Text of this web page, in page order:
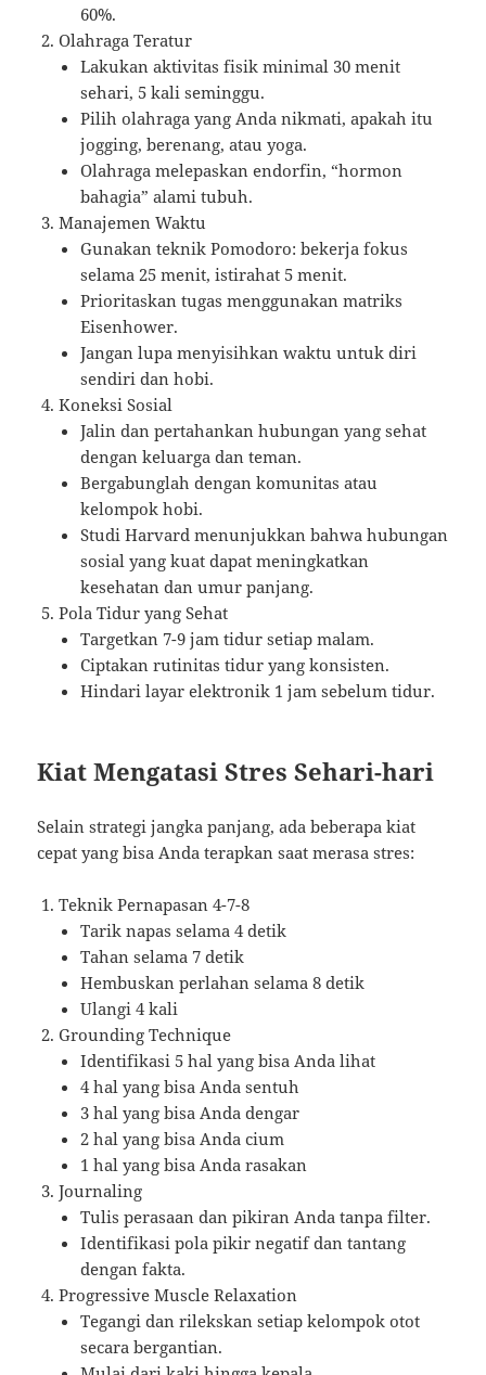
60%.
Olahraga Teratur
Lakukan aktivitas fisik minimal 30 menit
sehari, 5 kali seminggu.
Pilih olahraga yang Anda nikmati, apakah itu
jogging, berenang, atau yoga.
Olahraga melepaskan endorfin, “hormon
bahagia” alami tubuh.
Manajemen Waktu
Gunakan teknik Pomodoro: bekerja fokus
selama 25 menit, istirahat 5 menit.
Prioritaskan tugas menggunakan matriks
Eisenhower.
Jangan lupa menyisihkan waktu untuk diri
sendiri dan hobi.
Koneksi Sosial
Jalin dan pertahankan hubungan yang sehat
dengan keluarga dan teman.
Bergabunglah dengan komunitas atau
kelompok hobi.
Studi Harvard menunjukkan bahwa hubungan
sosial yang kuat dapat meningkatkan
kesehatan dan umur panjang.
Pola Tidur yang Sehat
Targetkan 7-9 jam tidur setiap malam.
Ciptakan rutinitas tidur yang konsisten.
Hindari layar elektronik 1 jam sebelum tidur.
Kiat Mengatasi Stres Sehari-hari
Selain strategi jangka panjang, ada beberapa kiat
cepat yang bisa Anda terapkan saat merasa stres:
Teknik Pernapasan 4-7-8
Tarik napas selama 4 detik
Tahan selama 7 detik
Hembuskan perlahan selama 8 detik
Ulangi 4 kali
Grounding Technique
Identifikasi 5 hal yang bisa Anda lihat
4 hal yang bisa Anda sentuh
3 hal yang bisa Anda dengar
2 hal yang bisa Anda cium
1 hal yang bisa Anda rasakan
Journaling
Tulis perasaan dan pikiran Anda tanpa filter.
Identifikasi pola pikir negatif dan tantang
dengan fakta.
Progressive Muscle Relaxation
Tegangi dan rilekskan setiap kelompok otot
secara bergantian.